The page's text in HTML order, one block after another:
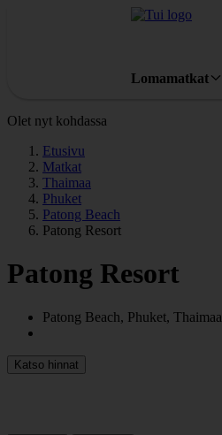
Lomamatkat
Olet nyt kohdassa
Etusivu
Matkat
Thaimaa
Phuket
Patong Beach
Patong Resort
Patong Resort
Patong Beach, Phuket, Thaimaa
Katso hinnat